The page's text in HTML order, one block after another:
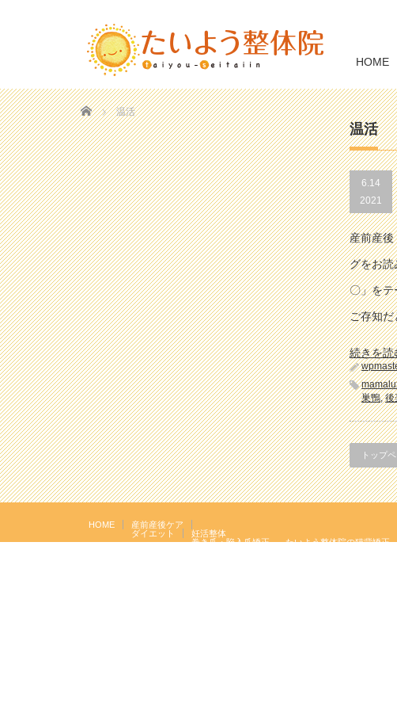
HOME
Home 温活
温活
6.14
2021
産前産後
グをお読
〇」をテ
ご存知だ
続きを読
巣鴨,後
トップ
HOME
産前産後ケア
ダイエット
妊活整体
巻き爪・陥入爪矯正
たいよう整体院の猫背矯正